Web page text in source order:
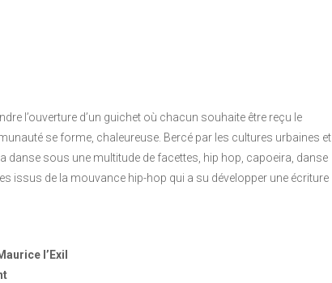
l’ouverture d’un guichet où chacun souhaite être reçu le
se forme, chaleureuse. Bercé par les cultures urbaines et
danse sous une multitude de facettes, hip hop, capoeira, danse
issus de la mouvance hip-hop qui a su développer une écriture
l’Exil